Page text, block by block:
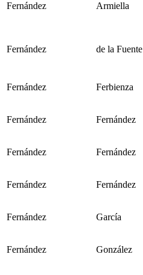
Fernández Armiella
Fernández de la Fuente
Fernández Ferbienza
Fernández Fernández
Fernández Fernández
Fernández Fernández
Fernández García
Fernández González